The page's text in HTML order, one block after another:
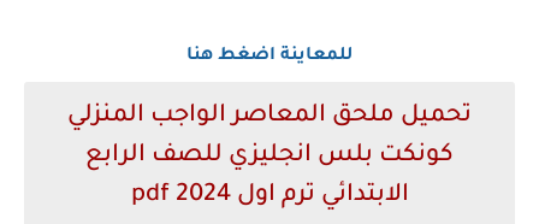
للمعاينة اضغط هنا
تحميل ملحق المعاصر الواجب المنزلي
كونكت بلس انجليزي للصف الرابع
الابتدائي ترم اول 2024 pdf